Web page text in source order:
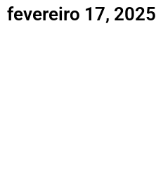
fevereiro 17, 2025